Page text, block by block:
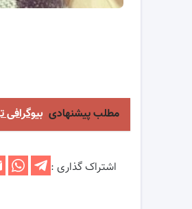
مطلب پیشنهادی
اشتراک گذاری :